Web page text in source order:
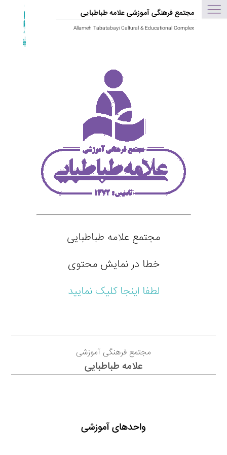
مجتمع فرهنگی آموزشی علامه طباطبایی
Allameh Tabatabayi Caltural & Educational Complex
مجتمع علامه طباطبایی
خطا در نمایش محتوی
لطفا اینجا کلیک نمایید
مجتمع فرهنگی آموزشی
علامه طباطبایی
واحدهای آموزشی